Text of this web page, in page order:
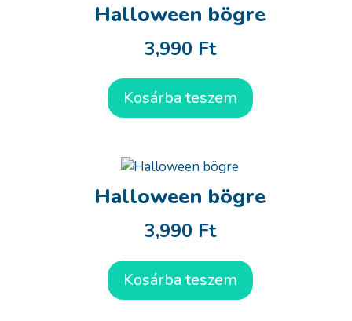
Halloween bögre
3,990 Ft
Kosárba teszem
Halloween bögre
3,990 Ft
Kosárba teszem